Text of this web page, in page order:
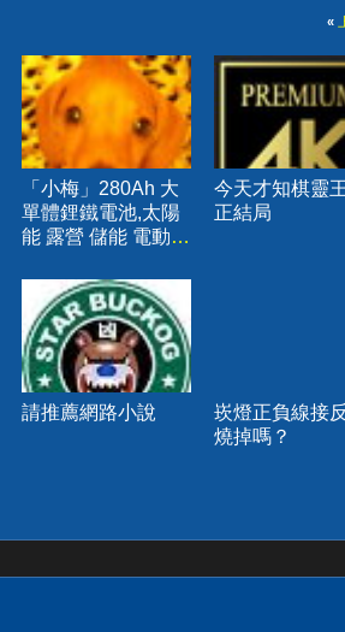
«
「小梅」280Ah 大
單體鋰鐵電池,太陽
能 露營 儲能 電動
今天才知棋靈
正結局
請推薦網路小說
崁燈正負線接
燒掉嗎？